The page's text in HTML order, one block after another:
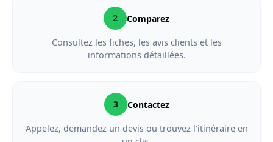
2 Comparez
Consultez les fiches, les avis clients et les
informations détaillées.
3 Contactez
Appelez, demandez un devis ou trouvez l'itinéraire en